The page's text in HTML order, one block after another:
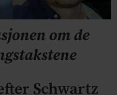
om de
Schwartz